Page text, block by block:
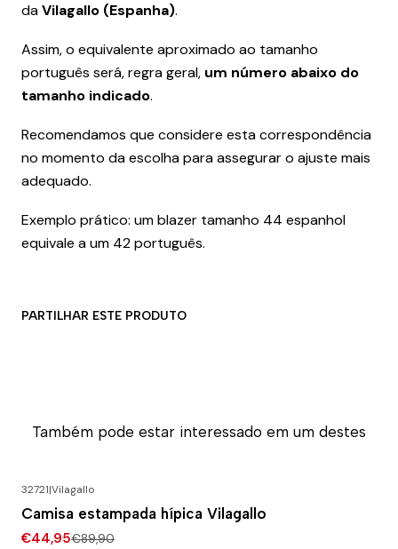
daVilagallo (Espanha).
Assim, o equivalente aproximado ao tamanho
português será, regra geral, um número abaixo do
tamanho indicado.
Recomendamos que considere esta correspondência
no momento da escolha para assegurar o ajuste mais
adequado.
Exemplo prático: um blazer tamanho 44 espanhol
equivale a um 42 português.
PARTILHAR ESTE PRODUTO
Também pode estar interessado em um destes
32721|Vilagallo
Camisa estampada hípica Vilagallo
€44,95€89,90